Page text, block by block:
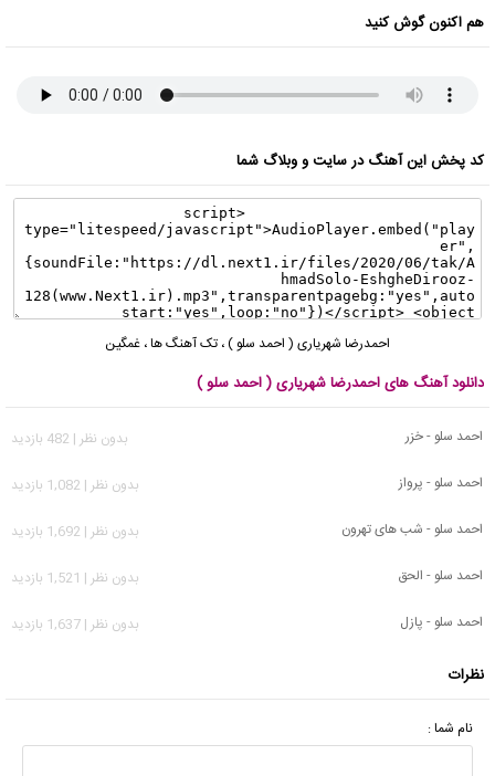
هم اکنون گوش کنید
کد پخش این آهنگ در سایت و وبلاگ شما
احمدرضا شهریاری ( احمد سلو ) ، تک آهنگ ها، غمگین
دانلود آهنگ های احمدرضا شهریاری ( احمد سلو )
احمد سلو - خزر
بدون نظر | 482 بازدید
احمد سلو - پرواز
بدون نظر | 1,082 بازدید
احمد سلو - شب های تهرون
بدون نظر | 1,692 بازدید
احمد سلو - الحق
بدون نظر | 1,521 بازدید
احمد سلو - پازل
بدون نظر | 1,637 بازدید
نظرات
نام شما :